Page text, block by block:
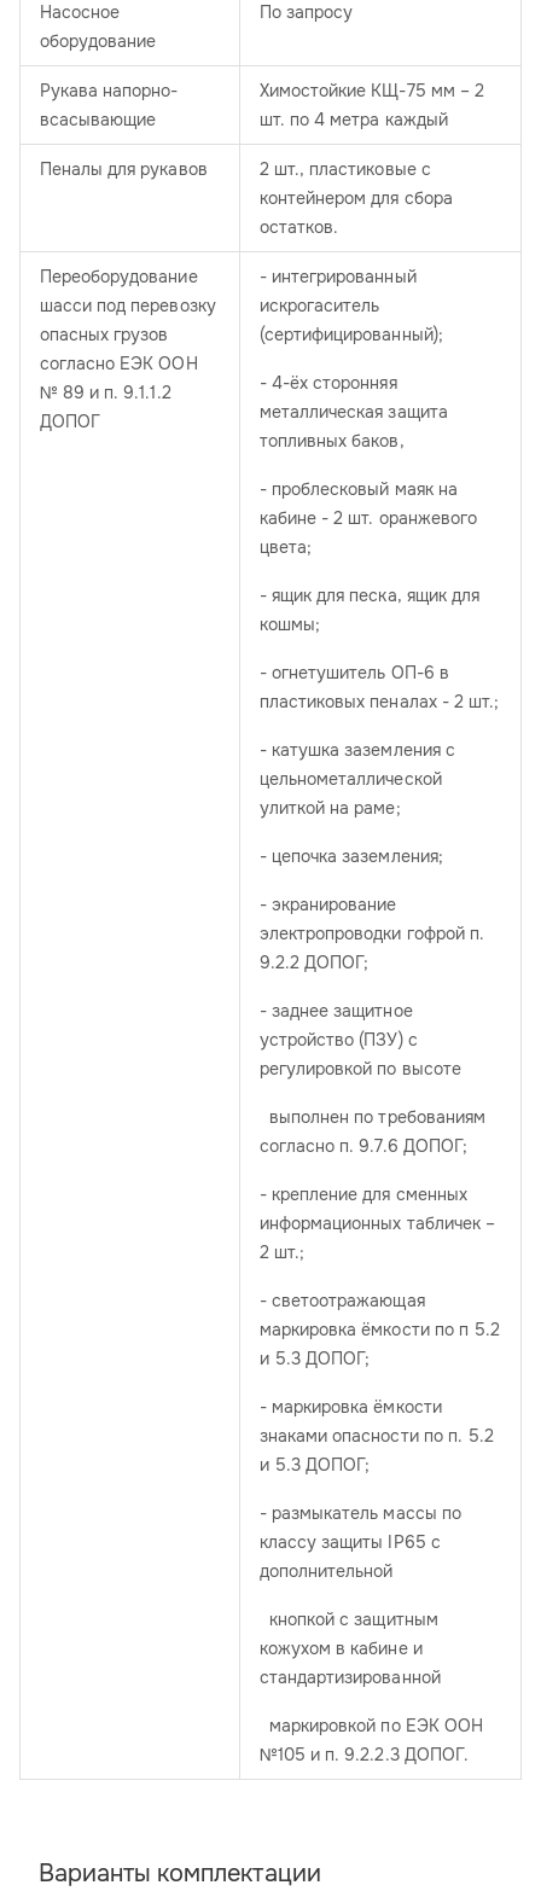
Насосное
оборудование
По запросу
Рукава напорно-
всасывающие
Химостойкие КЩ-75 мм – 2
шт. по 4 метра каждый
Пеналы для рукавов
2 шт., пластиковые с
контейнером для сбора
остатков.
Переоборудование
шасси под перевозку
опасных грузов
согласно ЕЭК ООН
№ 89 и п. 9.1.1.2
ДОПОГ
- интегрированный
искрогаситель
(сертифицированный);
- 4-ёх сторонняя
металлическая защита
топливных баков,
- проблесковый маяк на
кабине - 2 шт. оранжевого
цвета;
- ящик для песка, ящик для
кошмы;
- огнетушитель ОП-6 в
пластиковых пеналах - 2 шт.;
- катушка заземления с
цельнометаллической
улиткой на раме;
- цепочка заземления;
- экранирование
электропроводки гофрой п.
9.2.2 ДОПОГ;
- заднее защитное
устройство (ПЗУ) с
регулировкой по высоте
выполнен по требованиям
согласно п. 9.7.6 ДОПОГ;
- крепление для сменных
информационных табличек –
2 шт.;
- светоотражающая
маркировка ёмкости по п 5.2
и 5.3 ДОПОГ;
- маркировка ёмкости
знаками опасности по п. 5.2
и 5.3 ДОПОГ;
- размыкатель массы по
классу защиты IP65 с
дополнительной
кнопкой с защитным
кожухом в кабине и
стандартизированной
маркировкой по ЕЭК ООН
№105 и п. 9.2.2.3 ДОПОГ.
Варианты комплектации